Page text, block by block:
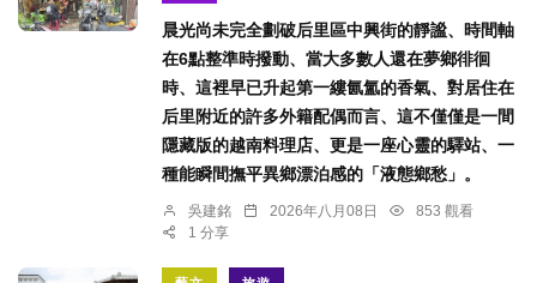
晨光尚未完全劃破后里區中興街的靜謐、時間軸
在6點整準時撥動、當大多數人還在夢鄉徘徊
時、這裡早已升起第一縷氤氳的香氣、對居住在
后里附近的許多外籍配偶而言、這不僅僅是一間
隱藏版的越南料理店、更是一座心靈的驛站、一
種能瞬間撫平異鄉漂泊感的「液態鄉愁」。
吳建銘 2026年八月08日
853 觀看
1 分享